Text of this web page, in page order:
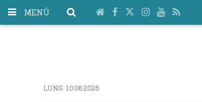
MENÚ
LUNS. 10.08.2026